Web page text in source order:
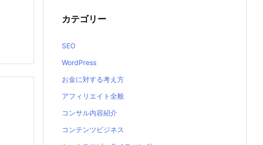
カテゴリー
SEO
WordPress
お金に対する考え方
アフィリエイト全般
コンサル内容紹介
コンテンツビジネス